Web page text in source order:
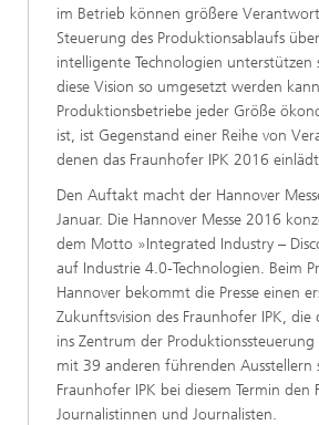
im Betrieb können größere
Steuerung des Produktionsablaufs
intelligente Technologien unterstützen
diese Vision so umgesetzt werden
Produktionsbetriebe jeder Größe
ist, ist Gegenstand einer Reihe von
denen das Fraunhofer IPK 2016
Den Auftakt macht der Hannover
Januar. Die Hannover Messe 2016
dem Motto »Integrated Industry –
auf Industrie 4.0-Technologien. Beim
Hannover bekommt die Presse einen
Zukunftsvision des Fraunhofer IPK,
ins Zentrum der Produktionssteuerung
mit 39 anderen führenden Ausstellern
Fraunhofer IPK bei diesem Termin den
Journalistinnen und Journalisten.